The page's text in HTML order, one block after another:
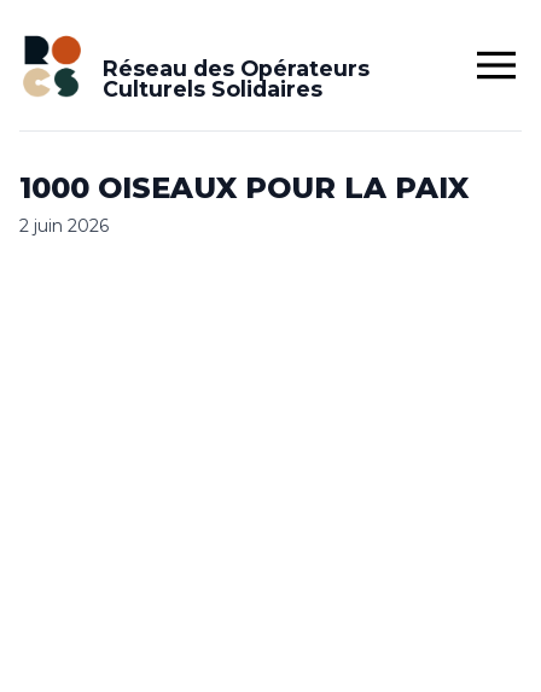
Réseau des Opérateurs
Culturels Solidaires
1000 OISEAUX POUR LA PAIX
2 juin 2026